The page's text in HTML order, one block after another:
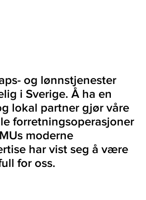
og lønnstjenester
i Sverige. Å ha en
lokal partner gjør våre
forretningsoperasjoner
moderne
har vist seg å være
for oss.